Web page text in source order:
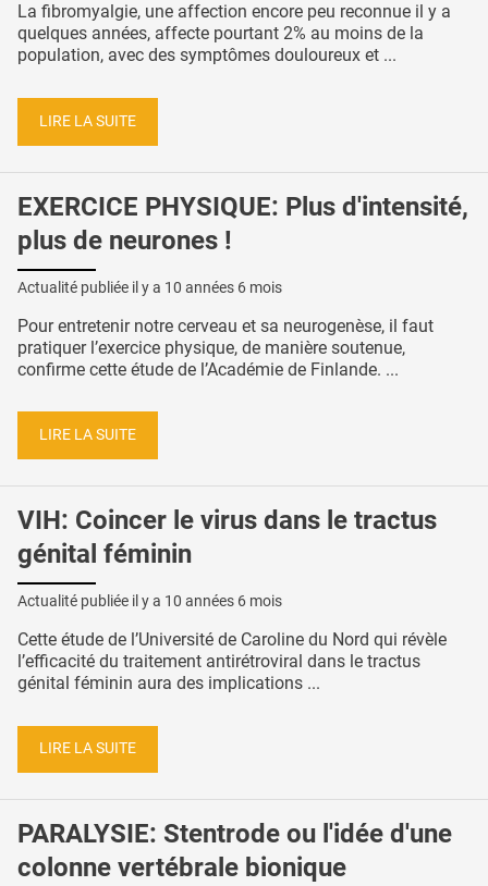
La fibromyalgie, une affection encore peu reconnue il y a
quelques années, affecte pourtant 2% au moins de la
population, avec des symptômes douloureux et ...
LIRE LA SUITE
EXERCICE PHYSIQUE: Plus d'intensité,
plus de neurones !
Actualité publiée il y a 10 années 6 mois
Pour entretenir notre cerveau et sa neurogenèse, il faut
pratiquer l’exercice physique, de manière soutenue,
confirme cette étude de l’Académie de Finlande. ...
LIRE LA SUITE
VIH: Coincer le virus dans le tractus
génital féminin
Actualité publiée il y a 10 années 6 mois
Cette étude de l’Université de Caroline du Nord qui révèle
l’efficacité du traitement antirétroviral dans le tractus
génital féminin aura des implications ...
LIRE LA SUITE
PARALYSIE: Stentrode ou l'idée d'une
colonne vertébrale bionique